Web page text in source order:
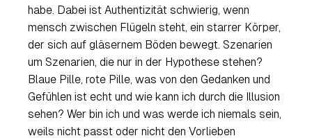
habe. Dabei ist Authentizität schwierig, wenn
mensch zwischen Flügeln steht, ein starrer Körper,
der sich auf gläsernem Böden bewegt. Szenarien
um Szenarien, die nur in der Hypothese stehen?
Blaue Pille, rote Pille, was von den Gedanken und
Gefühlen ist echt und wie kann ich durch die Illusion
sehen? Wer bin ich und was werde ich niemals sein,
weils nicht passt oder nicht den Vorlieben